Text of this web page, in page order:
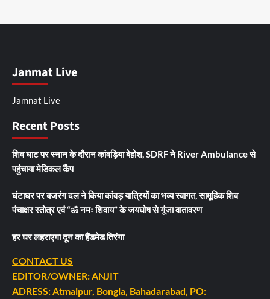
Janmat Live
Jamnat Live
Recent Posts
शिव घाट पर स्नान के दौरान कांवड़िया बेहोश, SDRF ने River Ambulance से
पहुंचाया मेडिकल कैंप
घंटाघर पर बजरंग दल ने किया कांवड़ यात्रियों का भव्य स्वागत, सामूहिक शिव
पंचाक्षर स्तोत्र एवं “ॐ नमः शिवाय” के जयघोष से गूंजा वातावरण
हर घर लहराएगा दून का हैंडमेड तिरंगा
CONTACT US
EDITOR/OWNER: ANJIT
ADRESS: Atmalpur, Bongla, Bahadarabad, PO: